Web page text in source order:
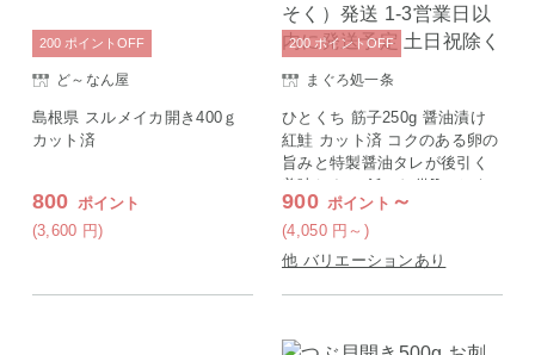
ど～なん屋
島根県 スルメイカ開き400ｇ
カット済
800 ポイント
(3,600 円)
200 ポイント OFF
まぐろ処一条
ひとくち 筋子250g 醤油漬け
紅鮭 カット済 コクのある卵の
旨みと特製醤油タレが後引く
美味しさ ご飯のお供[[ひとく
ち筋子250g]超速（ちょうそ
く）発送 1-3営業日以内に発送
予定 土日祝除く
900 ポイント ～
(4,050 円 ～)
200 ポイントOFF
他 バリエーションあり